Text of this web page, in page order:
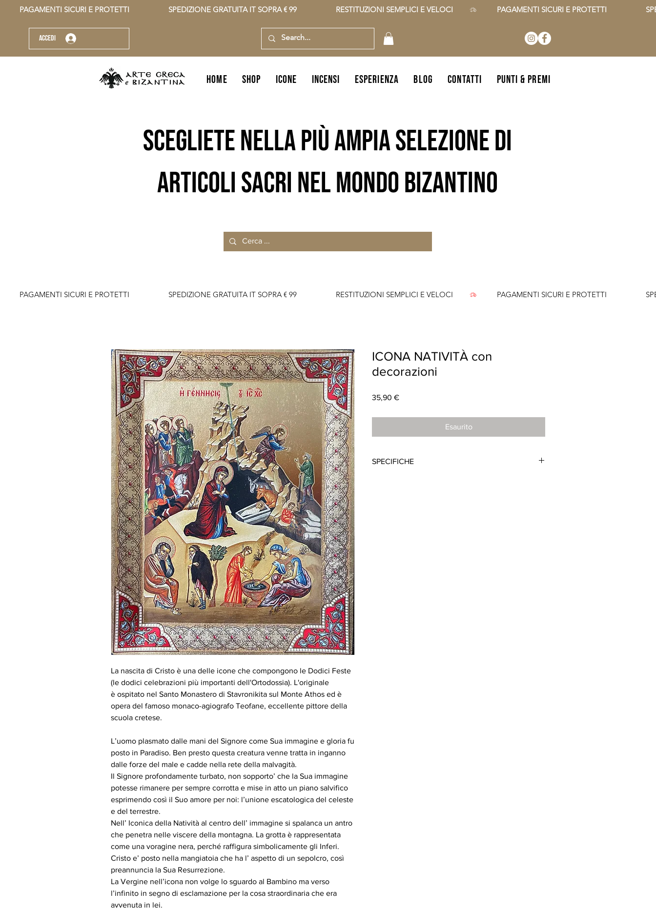
Accedi
          PAGAMENTI SICURI E PROTETTI                    SPEDIZIONE GRATUITA IT SOPRA € 99                    RESTITUZIONI SEMPLICI E VELOCI
HOME shop icone incensi ESPERIENZA BLOG CONTATTI Punti & Premi
scegliete nella più ampia selezione di
articoli sacri nel mondo bizantino
          PAGAMENTI SICURI E PROTETTI                    SPEDIZIONE GRATUITA IT SOPRA € 99                    RESTITUZIONI SEMPLICI E VELOCI
La nascita di Cristo è una delle icone che compongono le Dodici Feste
(le dodici celebrazioni più importanti dell'Ortodossia). L'originale
è ospitato nel Santo Monastero di Stavronikita sul Monte Athos ed è
opera del famoso monaco-agiografo Teofane, eccellente pittore della
scuola cretese.
L’uomo plasmato dalle mani del Signore come Sua immagine e gloria fu
posto in Paradiso. Ben presto questa creatura venne tratta in inganno
dalle forze del male e cadde nella rete della malvagità.
Il Signore profondamente turbato, non sopporto’ che la Sua immagine
potesse rimanere per sempre corrotta e mise in atto un piano salvifico
esprimendo così il Suo amore per noi: l’unione escatologica del celeste
e del terrestre.
Nell’ Iconica della Natività al centro dell’ immagine si spalanca un antro
che penetra nelle viscere della montagna. La grotta è rappresentata
come una voragine nera, perché raffigura simbolicamente gli Inferi.
Cristo e’ posto nella mangiatoia che ha l’ aspetto di un sepolcro, così
preannuncia la Sua Resurrezione.
La Vergine nell’icona non volge lo sguardo al Bambino ma verso
l’infinito in segno di esclamazione per la cosa straordinaria che era
avvenuta in lei.
ICONA NATIVITÀ con
decorazioni
35,90 €Prezzo
Esaurito
SPECIFICHE